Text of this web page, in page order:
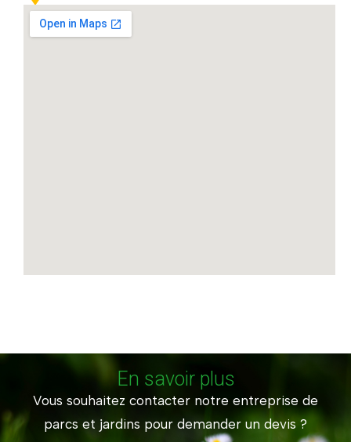
En savoir plus
Vous souhaitez contacter notre entreprise de
parcs et jardins pour demander un devis ?